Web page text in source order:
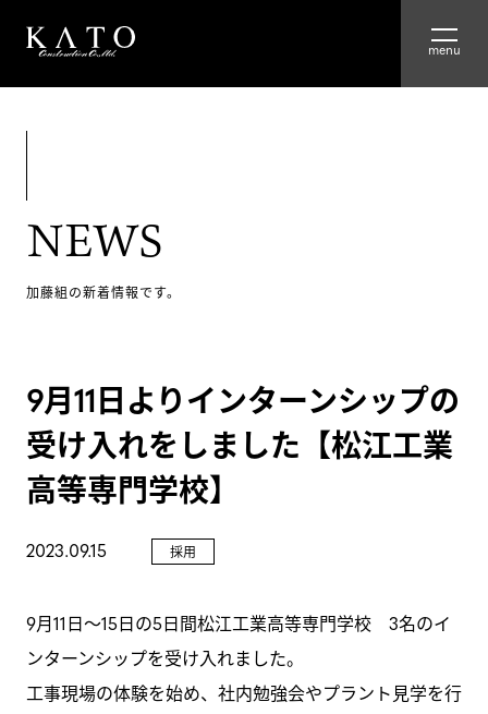
COMPANY
GROUP
GALLERY
NEWS
加藤組の新着情報です。
9月11日よりインターンシップの
受け入れをしました【松江工業
高等専門学校】
2023.09.15 採用
9月11日～15日の5日間松江工業高等専門学校 3名のイ
ンターンシップを受け入れました。
工事現場の体験を始め、社内勉強会やプラント見学を行